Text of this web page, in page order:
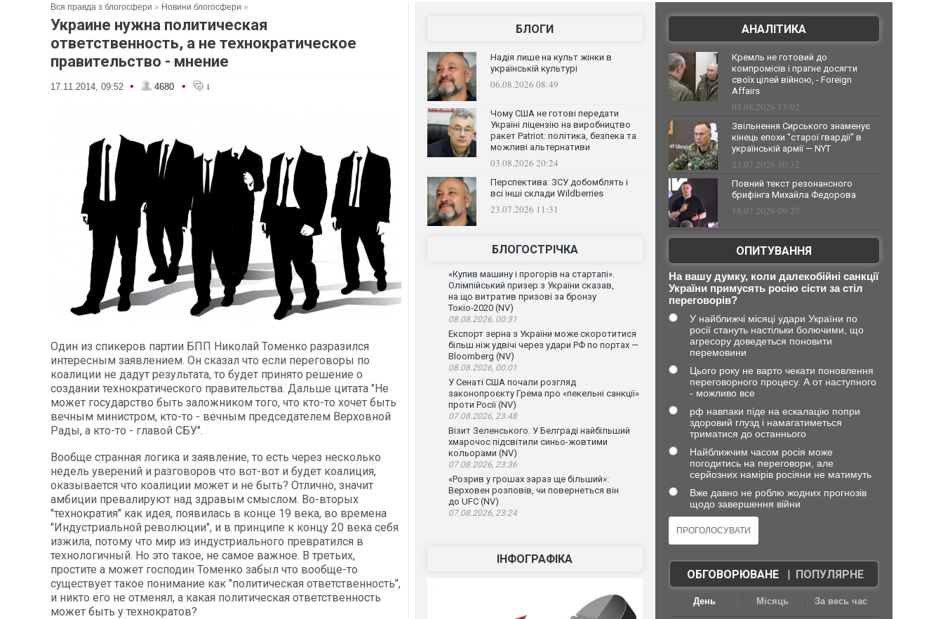
Вся правда з блогосфери » Новини блогосфери »
Украине нужна политическая
ответственность, а не технократическое
правительство - мнение
17.11.2014, 09:52 • 4680 • 1
Один из спикеров партии БПП Николай Томенко разразился
интересным заявлением. Он сказал что если переговоры по
коалиции не дадут результата, то будет принято решение о
создании технократического правительства. Дальше цитата "Не
может государство быть заложником того, что кто-то хочет быть
вечным министром, кто-то - вечным председателем Верховной
Рады, а кто-то - главой СБУ".
Вообще странная логика и заявление, то есть через несколько
недель уверений и разговоров что вот-вот и будет коалиция,
оказывается что коалиции может и не быть? Отлично, значит
амбиции превалируют над здравым смыслом. Во-вторых
"технократия" как идея, появилась в конце 19 века, во времена
"Индустриальной революции", и в принципе к концу 20 века себя
изжила, потому что мир из индустриального превратился в
технологичный. Но это такое, не самое важное. В третьих,
простите а может господин Томенко забыл что вообще-то
существует такое понимание как "политическая ответственность",
и никто его не отменял, а какая политическая ответственность
может быть у технократов?
БЛОГИ
Надія лише на культ жінки в
українській культурі
06.08.2026 08:49
Чому США не готові передати
Україні ліцензію на виробництво
ракет Patriot: політика, безпека та
можливі альтернативи
03.08.2026 20:24
Перспектива: ЗСУ добомблять і
всі інші склади Wildberries
23.07.2026 11:31
БЛОГОСТРІЧКА
«Купив машину і прогорів на стартапі».
Олімпійський призер з України сказав,
на що витратив призові за бронзу
Токіо-2020 (NV)
08.08.2026, 00:31
Експорт зерна з України може скоротитися
більш ніж удвічі через удари РФ по портах —
Bloomberg (NV)
08.08.2026, 00:01
У Сенаті США почали розгляд
законопроєкту Грема про «пекельні санкції»
проти Росії (NV)
07.08.2026, 23:48
Візит Зеленського. У Белграді найбільший
хмарочос підсвітили синьо-жовтими
кольорами (NV)
07.08.2026, 23:36
«Розрив у грошах зараз ще більший»:
Верховен розповів, чи повернеться він
до UFC (NV)
07.08.2026, 23:24
ІНФОГРАФІКА
АНАЛІТИКА
Кремль не готовий до
компромісів і прагне досягти
своїх цілей війною, - Foreign
Affairs
03.08.2026 13:02
Звільнення Сирського знаменує
кінець епохи "старої гвардії" в
українській армії — NYT
23.07.2026 10:32
Повний текст резонансного
брифінга Михайла Федорова
18.07.2026 09:27
ОПИТУВАННЯ
На вашу думку, коли далекобійні санкції
України примусять росію сісти за стіл
переговорів?
У найближчі місяці удари України по
росії стануть настільки болючими, що
агресору доведеться поновити
перемовини
Цього року не варто чекати поновлення
переговорного процесу. А от наступного
- можливо все
рф навпаки піде на ескалацію попри
здоровий глузд і намагатиметься
триматися до останнього
Найближчим часом росія може
погодитись на переговори, але
серйозних намірів росіяни не матимуть
Вже давно не роблю жодних прогнозів
щодо завершення війни
ОБГОВОРЮВАНЕ| ПОПУЛЯРНЕ
День Місяць За весь час